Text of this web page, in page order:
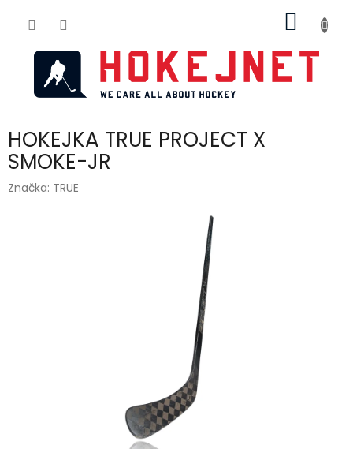
KOŠÍK
HOKEJKA TRUE PROJECT X
SMOKE-JR
Značka: TRUE